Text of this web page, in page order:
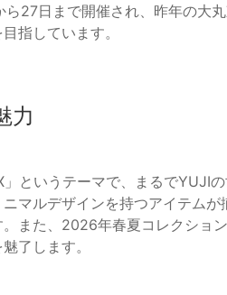
27日まで開催され、昨年の大
指しています。
力
というテーマで、まるでYUJI
マルデザインを持つアイテムが
また、2026年春夏コレクショ
了します。